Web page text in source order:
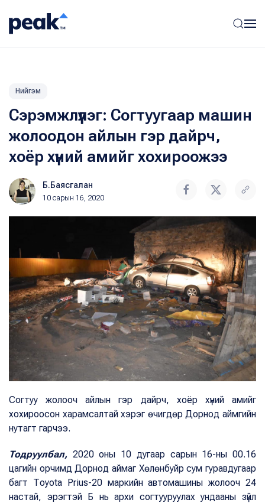
Нийгэм
Сэрэмжлүүлэг: Согтуугаар машин
жолоодон айлын гэр дайрч,
хоёр хүний амийг хохироожээ
Б.Баясгалан
10 сарын 16, 2020
Согтуу жолооч айлын гэр дайрч, хоёр хүний амийг
хохироосон харамсалтай хэрэг өчигдөр Дорнод аймгийн
нутагт гарчээ.
Тодруулбал, 2020 оны 10 дугаар сарын 16-ны 00.16
цагийн орчимд Дорнод аймаг Хөлөнбуйр сум гуравдугаар
багт Тоуоta Prius-20 маркийн автомашины жолооч 24
настай, эрэгтэй Б нь архи согтууруулах ундааны зүйл